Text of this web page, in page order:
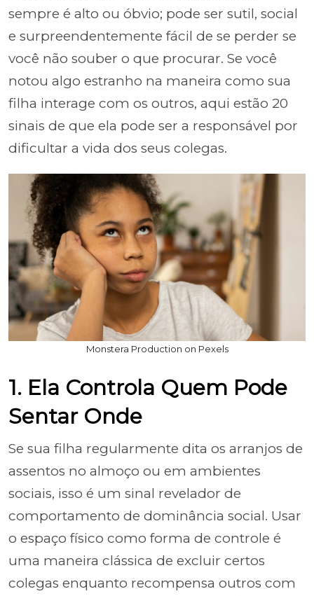
sempre é alto ou óbvio; pode ser sutil, social
e surpreendentemente fácil de se perder se
você não souber o que procurar. Se você
notou algo estranho na maneira como sua
filha interage com os outros, aqui estão 20
sinais de que ela pode ser a responsável por
dificultar a vida dos seus colegas.
Monstera Production on Pexels
1. Ela Controla Quem Pode
Sentar Onde
Se sua filha regularmente dita os arranjos de
assentos no almoço ou em ambientes
sociais, isso é um sinal revelador de
comportamento de dominância social. Usar
o espaço físico como forma de controle é
uma maneira clássica de excluir certos
colegas enquanto recompensa outros com